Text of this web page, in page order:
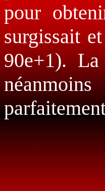
pour
surgissait
90e+1).